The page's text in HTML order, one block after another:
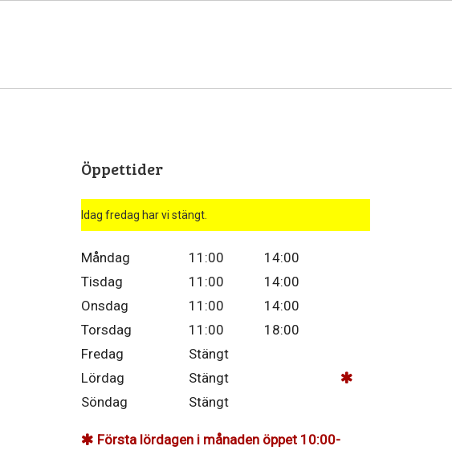
Öppettider
Idag fredag har vi stängt.
Måndag 11:00
14:00
Tisdag
11:00
14:00
Onsdag
11:00
14:00
Torsdag
11:00
18:00
Fredag
Stängt
Lördag
Stängt
Söndag
Stängt
Första lördagen i månaden öppet 10:00-